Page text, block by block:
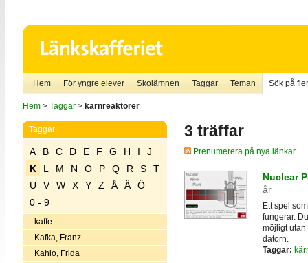
Hem För yngre elever Skolämnen Taggar Teman Sök på
Hem> Taggar> kärnreaktorer
Taggar
A B C D E F G H I
J
K
L M N O P Q R S
T
U
V W X Y Z Å Ä
Ö
0 - 9
kaffe
Kafka, Franz
Kahlo, Frida
3 träffar
Prenumerera på nya länkar
Nuclear
år
Ett spel
fungerar.
möjligt utan
datorn.
Taggar: